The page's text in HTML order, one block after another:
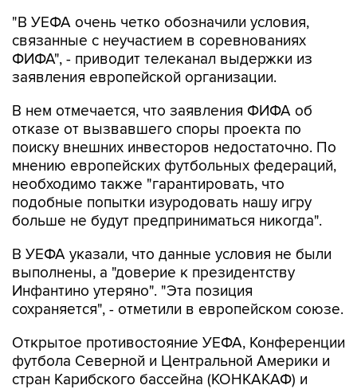
"В УЕФА очень четко обозначили условия,
связанные с неучастием в соревнованиях
ФИФА", - приводит телеканал выдержки из
заявления европейской организации.
В нем отмечается, что заявления ФИФА об
отказе от вызвавшего споры проекта по
поиску внешних инвесторов недостаточно. По
мнению европейских футбольных федераций,
необходимо также "гарантировать, что
подобные попытки изуродовать нашу игру
больше не будут предприниматься никогда".
В УЕФА указали, что данные условия не были
выполнены, а "доверие к президентству
Инфантино утеряно". "Эта позиция
сохраняется", - отметили в европейском союзе.
Открытое противостояние УЕФА, Конференции
футбола Северной и Центральной Америки и
стран Карибского бассейна (КОНКАКАФ) и